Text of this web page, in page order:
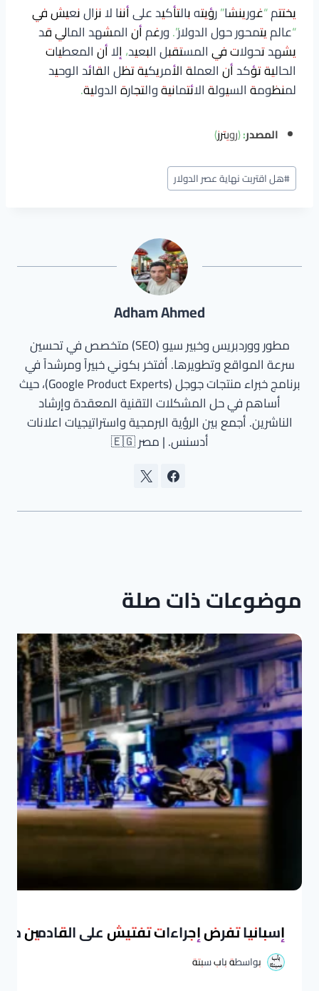
يختتم “غورينشا” رؤيته بالتأكيد على أننا لا نزال نعيش في
“عالم يتمحور حول الدولار”. ورغم أن المشهد المالي قد
يشهد تحولات في المستقبل البعيد، إلا أن المعطيات
الحالية تؤكد أن العملة الأمريكية تظل القائد الوحيد
لمنظومة السيولة الائتمانية والتجارة الدولية.
المصدر:(رويترز)
وسوم
المقال:
#هل اقتربت نهاية عصر الدولار
Adham Ahmed
مطور ووردبريس وخبير سيو (SEO) متخصص في تحسين
سرعة المواقع وتطويرها. أفتخر بكوني خبيراً ومرشداً في
برنامج خبراء منتجات جوجل (Google Product Experts)، حيث
أساهم في حل المشكلات التقنية المعقدة وإرشاد
الناشرين. أجمع بين الرؤية البرمجية واستراتيجيات اعلانات
أدسنس. | مصر 🇪🇬
موضوعات ذات صلة
إسبانيا تفرض إجراءات تفتيش على القادمين من
بواسطةباب سبتة